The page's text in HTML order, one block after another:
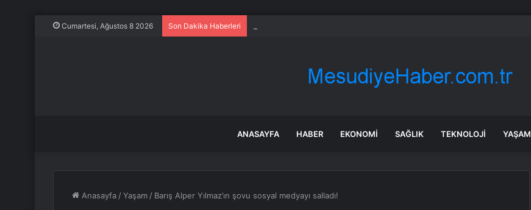
Cumartesi, Ağustos 8 2026 Son Dakika Haberleri
ANASAYFA HABER EKONOMI SAĞLIK TEKNOLOJI YAŞAM
Anasayfa /Yaşam / Barış Alper Yılmaz’ın şovu sosyal medyayı salladı!